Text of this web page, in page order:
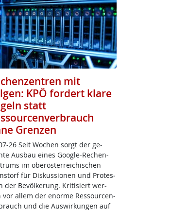
mit
KPÖ fordert klare
statt
Grenzen
26 Seit Wo­chen sorgt der ge­
Aus­bau ei­nes Goog­le-Re­chen­
im ober­ös­t­er­rei­chi­schen
für Dis­kus­sio­nen und Pro­tes­
der Be­völ­ke­rung. Kri­ti­siert wer­
vor al­lem der enor­me Res­sour­cen­
und die Aus­wir­kun­gen auf